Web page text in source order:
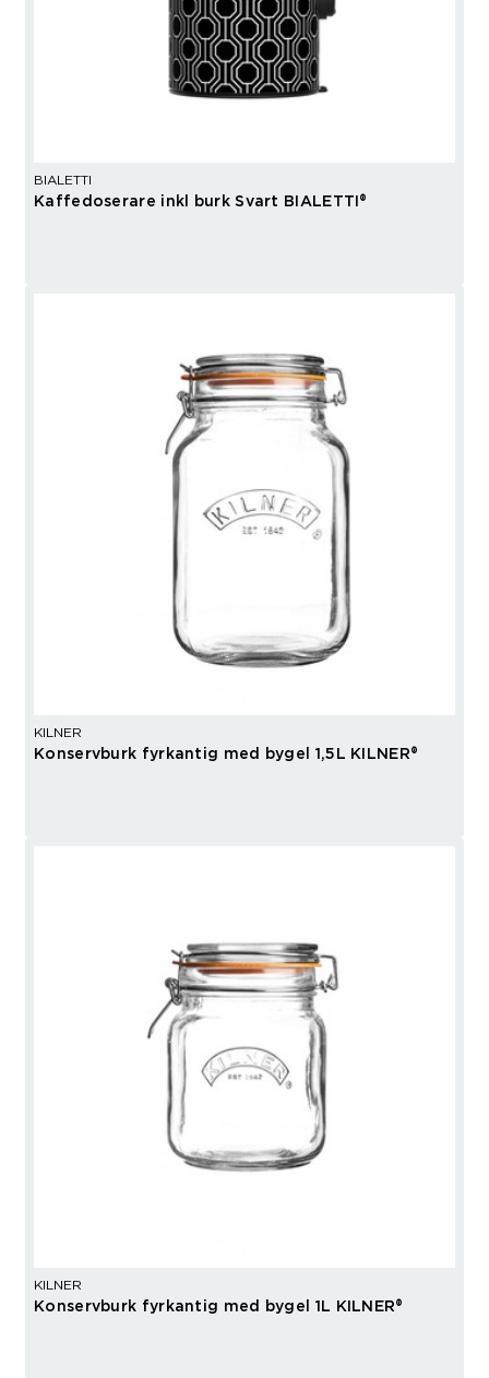
BIALETTI
Kaffedoserare inkl burk Svart BIALETTI®
KILNER
Konservburk fyrkantig med bygel 1,5L KILNER®
KILNER
Konservburk fyrkantig med bygel 1L KILNER®